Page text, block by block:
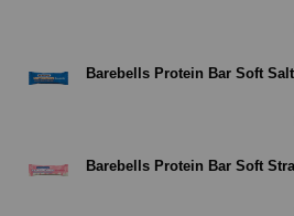
Barebells Protein Bar Soft
Barebells Protein Bar Soft